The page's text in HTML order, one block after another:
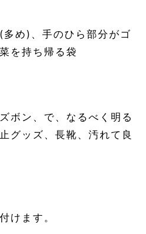
め)、手のひら部分がゴ
を持ち帰る袋
ボン、で、なるべく明る
グッズ、長靴、汚れて良
けます。